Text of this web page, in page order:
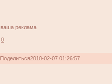
ваша реклама
0
Поделиться2010-02-07 01:26:57